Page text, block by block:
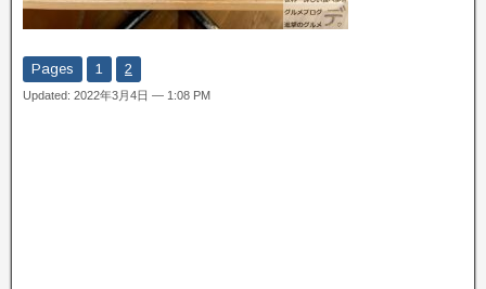
Pages 1 2
Updated: 2022年3月4日 — 1:08 PM